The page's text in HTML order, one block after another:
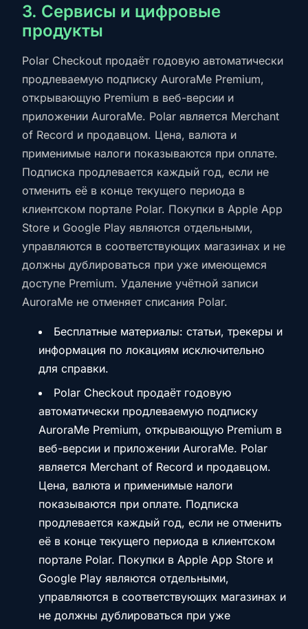
3. Сервисы и цифровые
продукты
Polar Checkout продаёт годовую автоматически
продлеваемую подписку AuroraMe Premium,
открывающую Premium в веб-версии и
приложении AuroraMe. Polar является Merchant
of Record и продавцом. Цена, валюта и
применимые налоги показываются при оплате.
Подписка продлевается каждый год, если не
отменить её в конце текущего периода в
клиентском портале Polar. Покупки в Apple App
Store и Google Play являются отдельными,
управляются в соответствующих магазинах и не
должны дублироваться при уже имеющемся
доступе Premium. Удаление учётной записи
AuroraMe не отменяет списания Polar.
Бесплатные материалы: статьи, трекеры и
информация по локациям исключительно
для справки.
Polar Checkout продаёт годовую
автоматически продлеваемую подписку
AuroraMe Premium, открывающую Premium в
веб-версии и приложении AuroraMe. Polar
является Merchant of Record и продавцом.
Цена, валюта и применимые налоги
показываются при оплате. Подписка
продлевается каждый год, если не отменить
её в конце текущего периода в клиентском
портале Polar. Покупки в Apple App Store и
Google Play являются отдельными,
управляются в соответствующих магазинах и
не должны дублироваться при уже